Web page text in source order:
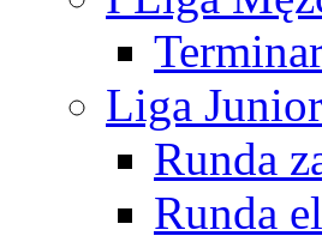
Liga
Runda
Runda